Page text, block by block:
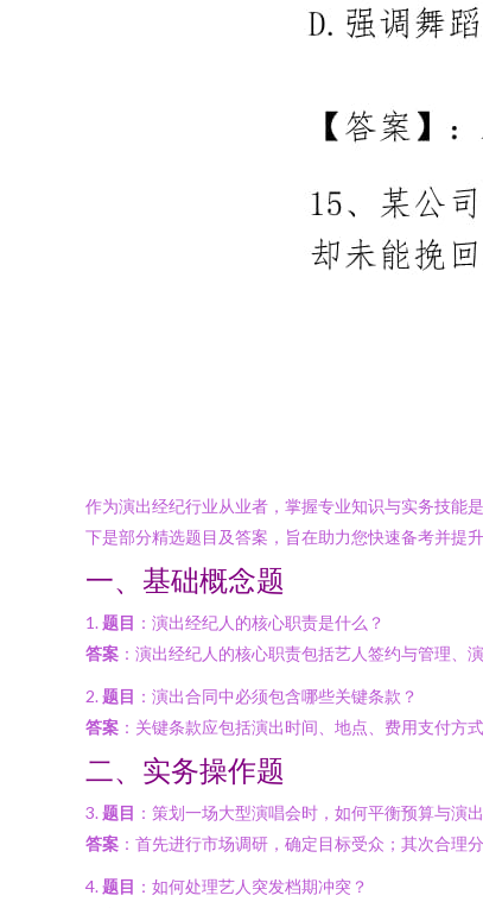
作为演出经纪行业从业者，掌握专业知识与实务技能
下是部分精选题目及答案，旨在助力您快速备考并提升
一、基础概念题
1.题目 ：演出经纪人的核心职责是什么？
答案 ：演出经纪人的核心职责包括艺人签约与管理、
2.题目 ：演出合同中必须包含哪些关键条款？
答案 ：关键条款应包括演出时间、地点、费用支付方
二、实务操作题
3.题目 ：策划一场大型演唱会时，如何平衡预算与演
答案 ：首先进行市场调研，确定目标受众；其次合理
4.题目 ：如何处理艺人突发档期冲突？